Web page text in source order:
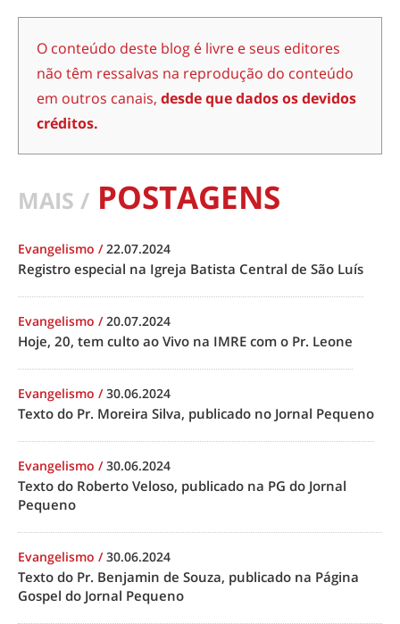
O conteúdo deste blog é livre e seus editores
não têm ressalvas na reprodução do conteúdo
em outros canais, desde que dados os devidos
créditos.
MAIS / POSTAGENS
Evangelismo /22.07.2024
Registro especial na Igreja Batista Central de São Luís
Evangelismo /20.07.2024
Hoje, 20, tem culto ao Vivo na IMRE com o Pr. Leone
Evangelismo /30.06.2024
Texto do Pr. Moreira Silva, publicado no Jornal Pequeno
Evangelismo /30.06.2024
Texto do Roberto Veloso, publicado na PG do Jornal
Pequeno
Evangelismo /30.06.2024
Texto do Pr. Benjamin de Souza, publicado na Página
Gospel do Jornal Pequeno